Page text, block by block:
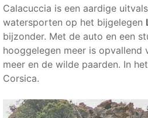
Calacuccia is een aardige
watersporten op het bijgelegen
bijzonder. Met de auto en een
hooggelegen meer is
meer en de wilde paarden. In
Corsica.